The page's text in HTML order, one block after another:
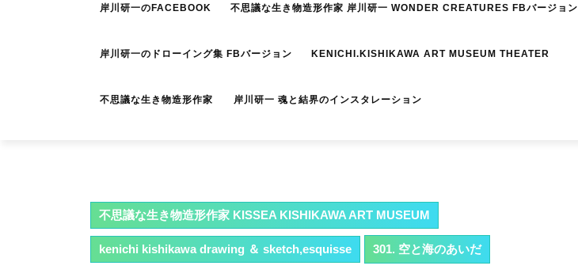
岸川研一のFACEBOOK 不思議な生き物造形作家 岸川研一 WONDER CREATURES FBバージョン
岸川研一のドローイング集 FBバージョン KENICHI.KISHIKAWA ART MUSEUM THEATER
不思議な生き物造形作家 岸川研一 魂と結界のインスタレーション
不思議な生き物造形作家 KISSEA KISHIKAWA ART MUSEUM
kenichi kishikawa drawing ＆ sketch,esquisse 301. 空と海のあいだ